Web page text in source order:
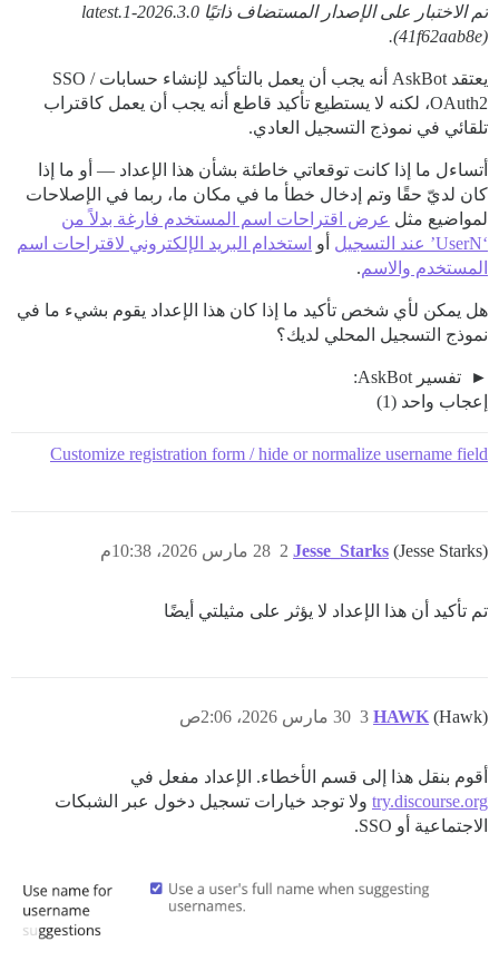
تم الاختبار على الإصدار المستضاف ذاتيًا 2026.3.0-latest.1
(41f62aab8e).
يعتقد AskBot أنه يجب أن يعمل بالتأكيد لإنشاء حسابات SSO /
OAuth2، لكنه لا يستطيع تأكيد قاطع أنه يجب أن يعمل كاقتراب
تلقائي في نموذج التسجيل العادي.
أتساءل ما إذا كانت توقعاتي خاطئة بشأن هذا الإعداد — أو ما إذا
كان لديّ حقًا وتم إدخال خطأ ما في مكان ما، ربما في الإصلاحات
لمواضيع مثل عرض اقتراحات اسم المستخدم فارغة بدلاً من
‘UserN’ عند التسجيل
أو استخدام البريد الإلكتروني لاقتراحات اسم
المستخدم والاسم.
هل يمكن لأي شخص تأكيد ما إذا كان هذا الإعداد يقوم بشيء ما في
نموذج التسجيل المحلي لديك؟
تفسير AskBot:
إعجاب واحد (1)
Customize registration form / hide or normalize username field
Jesse_Starks (Jesse Starks) 28 مارس 2026، 10:38م 2
تم تأكيد أن هذا الإعداد لا يؤثر على مثيلتي أيضًا
HAWK (Hawk) 30 مارس 2026، 2:06ص 3
أقوم بنقل هذا إلى قسم الأخطاء. الإعداد مفعل في
try.discourse.org ولا توجد خيارات تسجيل دخول عبر الشبكات
الاجتماعية أو SSO.